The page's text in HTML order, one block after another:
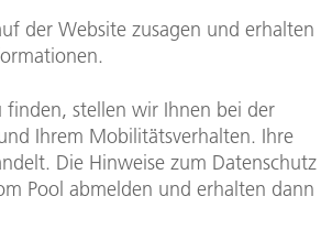
der Website zusagen und erhalten
stellen wir Ihnen bei der
Ihrem Mobilitätsverhalten. Ihre
Die Hinweise zum Datenschutz
Pool abmelden und erhalten dann